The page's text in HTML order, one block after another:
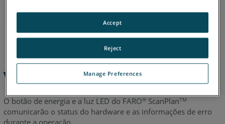
Visão geral
O botão de energia e a luz LED do FARO®ScanPlanTM
comunicarão o status do hardware e as informações de erro
durante a operação.
Manage Preferences
Reject
Accept